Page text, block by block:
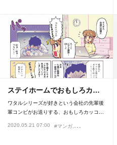
ステイホームでおもしろカ…
ワタルシリーズが好きという会社の先輩後
輩コンビがお送りする、おもしろカッコ…
2020.05.21 07:00 #マンガ #魔神英雄伝ワタル